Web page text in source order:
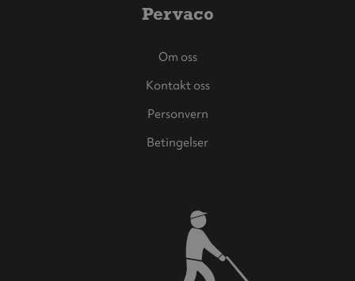
Pervaco
Om oss
Kontakt oss
Personvern
Betingelser